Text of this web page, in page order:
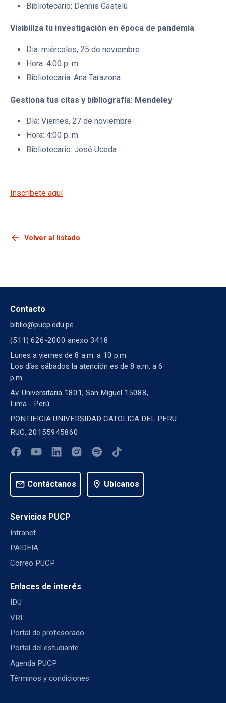
Bibliotecario: Dennis Gastelú
Visibiliza tu investigación en época de pandemia
Día: miércoles, 25 de noviembre
Hora: 4:00 p. m.
Bibliotecaria: Ana Tarazona
Gestiona tus citas y bibliografía: Mendeley
Día: Viernes, 27 de noviembre
Hora: 4:00 p. m.
Bibliotecario: José Uceda
Inscríbete aquí
arrow_back Volver al listado
Contacto
biblio@pucp.edu.pe
(511) 626-2000 anexo 3418
Lunes a viernes de 8 a.m. a 10 p.m.
Los días sábados la atención es de 8 a.m. a 6
p.m.
Av. Universitaria 1801, San Miguel 15088,
Lima - Perú
PONTIFICIA UNIVERSIDAD CATOLICA DEL PERU
RUC: 20155945860
mail Contáctanos location_on Ubícanos
Servicios PUCP
Intranet
PAIDEIA
Correo PUCP
Enlaces de interés
IDU
VRI
Portal de profesorado
Portal del estudiante
Agenda PUCP
Términos y condiciones